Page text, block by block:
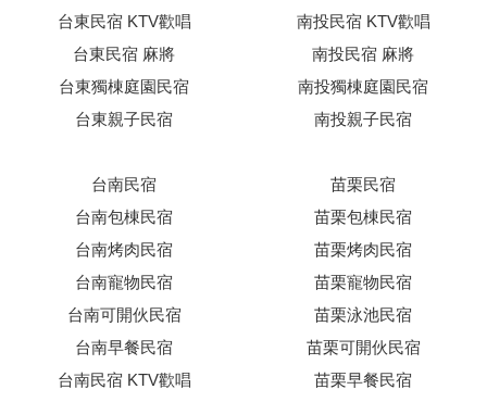
台東民宿 KTV歡唱
台東民宿 麻將
台東獨棟庭園民宿
台東親子民宿
南投民宿 KTV歡唱
南投民宿 麻將
南投獨棟庭園民宿
南投親子民宿
台南民宿
台南包棟民宿
台南烤肉民宿
台南寵物民宿
台南可開伙民宿
台南早餐民宿
台南民宿 KTV歡唱
苗栗民宿
苗栗包棟民宿
苗栗烤肉民宿
苗栗寵物民宿
苗栗泳池民宿
苗栗可開伙民宿
苗栗早餐民宿